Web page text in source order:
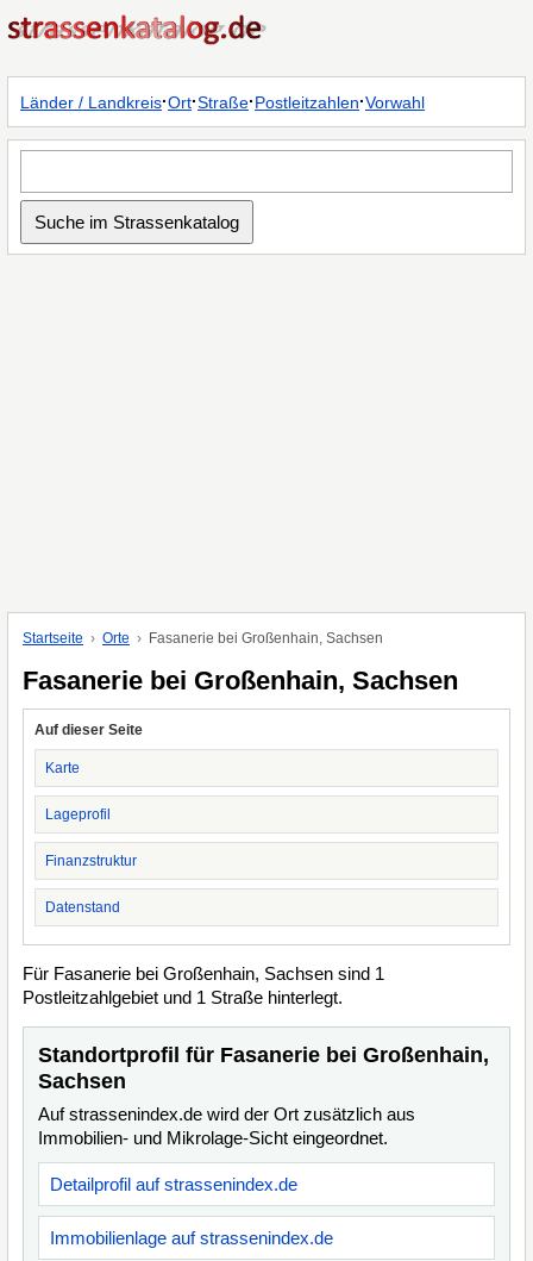
Länder / Landkreis·Ort·Straße·Postleitzahlen·Vorwahl
Startseite Orte Fasanerie bei Großenhain, Sachsen
Fasanerie bei Großenhain, Sachsen
Auf dieser Seite
Karte
Lageprofil
Finanzstruktur
Datenstand
Für Fasanerie bei Großenhain, Sachsen sind 1
Postleitzahlgebiet und 1 Straße hinterlegt.
Standortprofil für Fasanerie bei Großenhain,
Sachsen
Auf strassenindex.de wird der Ort zusätzlich aus
Immobilien- und Mikrolage-Sicht eingeordnet.
Detailprofil auf strassenindex.de
Immobilienlage auf strassenindex.de